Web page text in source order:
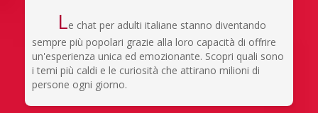
Le chat per adulti italiane stanno diventando
sempre più popolari grazie alla loro capacità di offrire
un'esperienza unica ed emozionante. Scopri quali sono
i temi più caldi e le curiosità che attirano milioni di
persone ogni giorno.